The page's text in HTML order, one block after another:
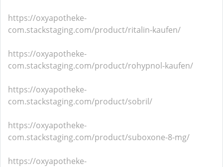
https://oxyapotheke-
com.stackstaging.com/product/ritalin-kaufen/
https://oxyapotheke-
com.stackstaging.com/product/rohypnol-kaufen/
https://oxyapotheke-
com.stackstaging.com/product/sobril/
https://oxyapotheke-
com.stackstaging.com/product/suboxone-8-mg/
https://oxyapotheke-